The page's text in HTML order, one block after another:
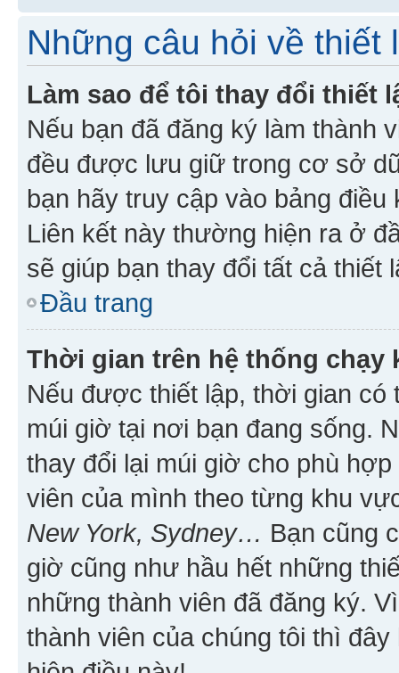
Những câu hỏi về thiết
Làm sao để tôi thay đổi thiết
Nếu bạn đã đăng ký làm thành
đều được lưu giữ trong cơ sở
bạn hãy truy cập vào bảng
Liên kết này thường hiện ra ở
sẽ giúp bạn thay đổi tất cả thiết
Đầu trang
Thời gian trên hệ thống chạy
Nếu được thiết lập, thời gian
múi giờ tại nơi bạn đang sống.
thay đổi lại múi giờ cho phù
viên của mình theo từng khu
New York, Sydney… Bạn cũng
giờ cũng như hầu hết những
những thành viên đã đăng ký.
thành viên của chúng tôi thì